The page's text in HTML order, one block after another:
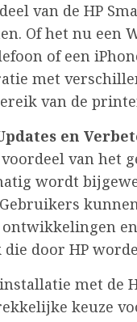
van de HP
Of het nu een
of een
met
van de
en
van het
wordt
door HP
met de
keuze